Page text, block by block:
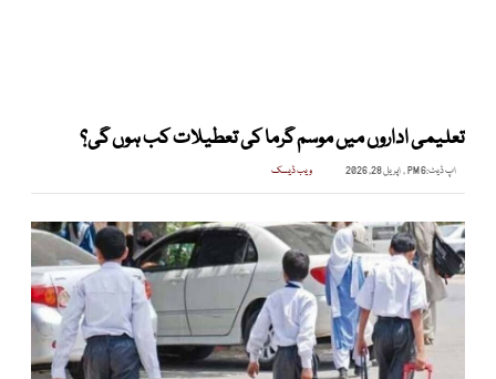
تعلیمی اداروں میں موسم گرما کی تعطیلات کب ہوں گی؟
اپ ڈیٹ:6 PM , اپریل 28, 2026 ویب ڈیسک